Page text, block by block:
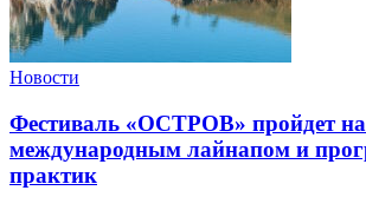
Новости
Фестиваль «ОСТРОВ» пройдет
международным лайнапом и
практик